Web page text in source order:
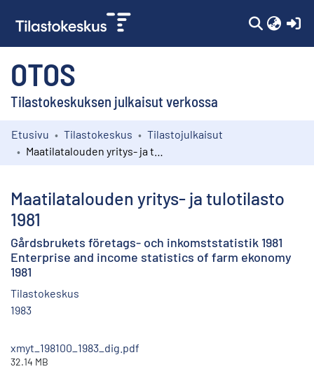
OTOS
Tilastokeskuksen julkaisut verkossa
Kokoelmat
Etusivu Tilastokeskus
Tilastojulkaisut
Maatilatalouden yritys- ja tulotilasto
1981
Gårdsbrukets företags- och inkomststatistik 1981
Enterprise and income statistics of farm ekonomy
1981
Tilastokeskus
1983
xmyt_198100_1983_dig.pdf
32.14 MB